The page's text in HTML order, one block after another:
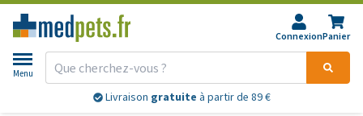
ConnexionPanier
Menu
Livraison gratuite à partir de 89 €